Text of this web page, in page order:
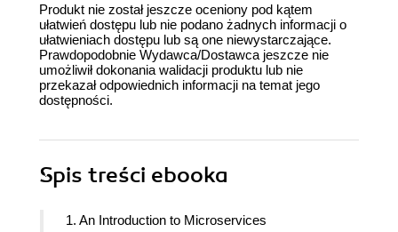
Produkt nie został jeszcze oceniony pod kątem
ułatwień dostępu lub nie podano żadnych informacji o
ułatwieniach dostępu lub są one niewystarczające.
Prawdopodobnie Wydawca/Dostawca jeszcze nie
umożliwił dokonania walidacji produktu lub nie
przekazał odpowiednich informacji na temat jego
dostępności.
Spis treści ebooka
1. An Introduction to Microservices